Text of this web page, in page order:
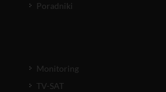
Poradniki
Monitoring
TV-SAT